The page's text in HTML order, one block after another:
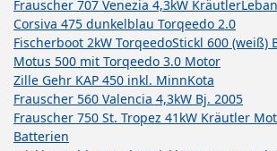
Frauscher 707 Venezia 4,3kW Kräutler
Corsiva 475 dunkelblau Torqeedo 2.0
Fischerboot 2kW TorqeedoStickl 600 (weiß)
Motus 500 mit Torqeedo 3.0 Motor
Zille Gehr KAP 450 inkl. MinnKota
Frauscher 560 Valencia 4,3kW Bj. 2005
Frauscher 750 St. Tropez 41kW Kräutler
Batterien